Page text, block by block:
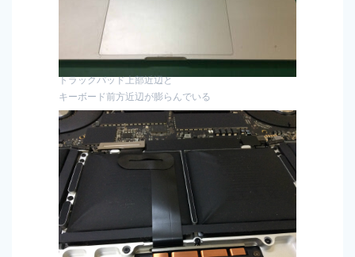
トラックパッド上部近辺と
キーボード前方近辺が膨らんでいる